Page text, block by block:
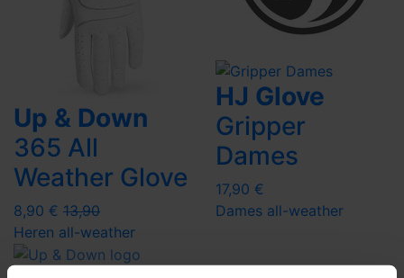
Up & Down
365 All
Weather Glove
8,90 € 13,90
Heren all-weather
HJ Glove
Gripper
Dames
17,90 €
Dames all-weather